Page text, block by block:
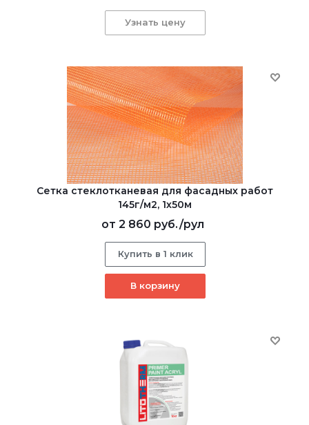
Узнать цену
Сетка стеклотканевая для фасадных работ
145г/м2, 1х50м
от 2 860 руб./рул
Купить в 1 клик
В корзину